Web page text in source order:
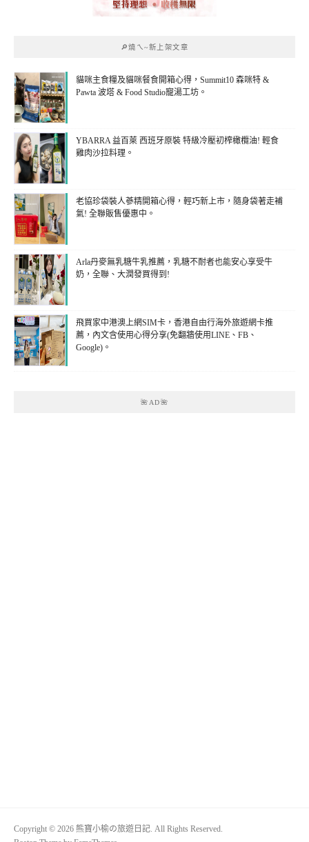
🔎燒ㄟ~新上架文章
貓咪主食糧及貓咪餐食開箱心得，Summit10 森咪特 &
Pawta 波塔 & Food Studio寵湯工坊。
YBARRA 益百萊 西班牙原裝 特級冷壓初榨橄欖油! 輕食
雞肉沙拉料理。
老協珍袋裝人蔘精開箱心得，輕巧新上市，隨身袋著走補
氣! 全聯販售優惠中。
Arla丹麥無乳糖牛乳推薦，乳糖不耐者也能安心享受牛
奶，全聯、大潤發買得到!
飛買家中港澳上網SIM卡，香港自由行海外旅遊網卡推
薦，內文含使用心得分享(免翻牆使用LINE、FB、
Google)。
🌺AD🌺
Copyright © 2026 熊寶小榆の旅遊日記. All Rights Reserved.